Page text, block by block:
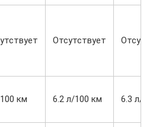
Отсутствует
км 6.2 л/100 км 6.3 л/